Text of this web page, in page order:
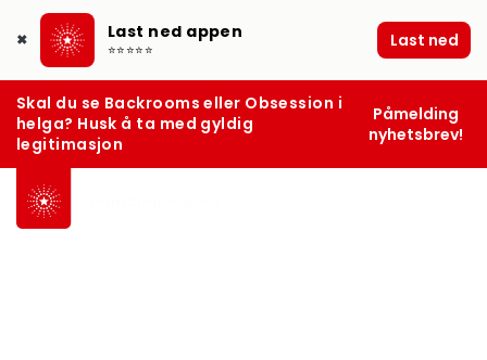
✖ Last ned appen
⭐⭐⭐⭐⭐ Last ned
Skal du se Backrooms eller Obsession i
helga? Husk å ta med gyldig
legitimasjon
Påmelding
nyhetsbrev!